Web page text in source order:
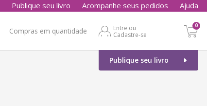
Publique seu livro Acompanhe seus pedidos Ajuda
Compras em quantidade
Entre ou
Cadastre-se
0
Publique seu livro